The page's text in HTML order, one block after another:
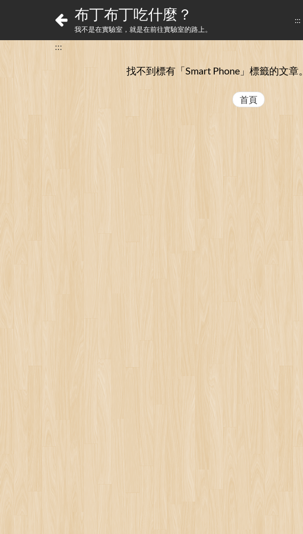
布丁布丁吃什麼？
我不是在實驗室，就是在前往實驗室的路上。
:::
:::
找不到標有「Smart Phone」 標籤的文章。
首頁